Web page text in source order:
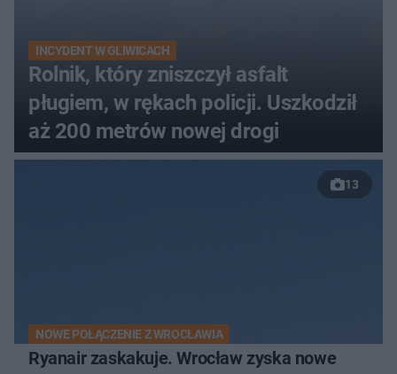
INCYDENT W GLIWICACH
Rolnik, który zniszczył asfalt
pługiem, w rękach policji. Uszkodził
aż 200 metrów nowej drogi
13
NOWE POŁĄCZENIE Z WROCŁAWIA
Ryanair zaskakuje. Wrocław zyska nowe